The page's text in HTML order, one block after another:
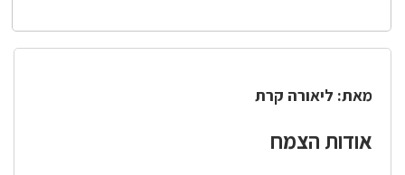
מאת: ליאורה קרת
אודות הצמח